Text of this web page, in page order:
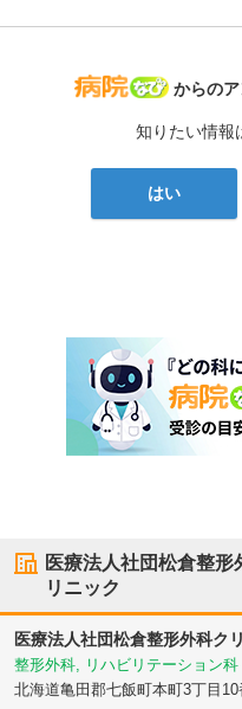
病院なび
からのア
知りたい情報
はい
医療法人社団松倉整形
リニック
医療法人社団松倉整形外科ク
整形外科, リハビリテーション科
北海道亀田郡七飯町本町3丁目10